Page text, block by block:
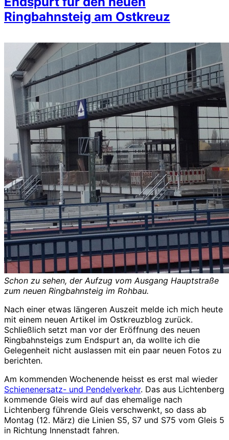
Ringbahnsteig am Ostkreuz
Schon zu sehen, der Aufzug vom Ausgang Hauptstraße
zum neuen Ringbahnsteig im Rohbau.
Nach einer etwas längeren Auszeit melde ich mich heute
mit einem neuen Artikel im Ostkreuzblog zurück.
Schließlich setzt man vor der Eröffnung des neuen
Ringbahnsteigs zum Endspurt an, da wollte ich die
Gelegenheit nicht auslassen mit ein paar neuen Fotos zu
berichten.
Am kommenden Wochenende heisst es erst mal wieder
Schienenersatz- und Pendelverkehr. Das aus Lichtenberg
kommende Gleis wird auf das ehemalige nach
Lichtenberg führende Gleis verschwenkt, so dass ab
Montag (12. März) die Linien S5, S7 und S75 vom Gleis 5
in Richtung Innenstadt fahren.